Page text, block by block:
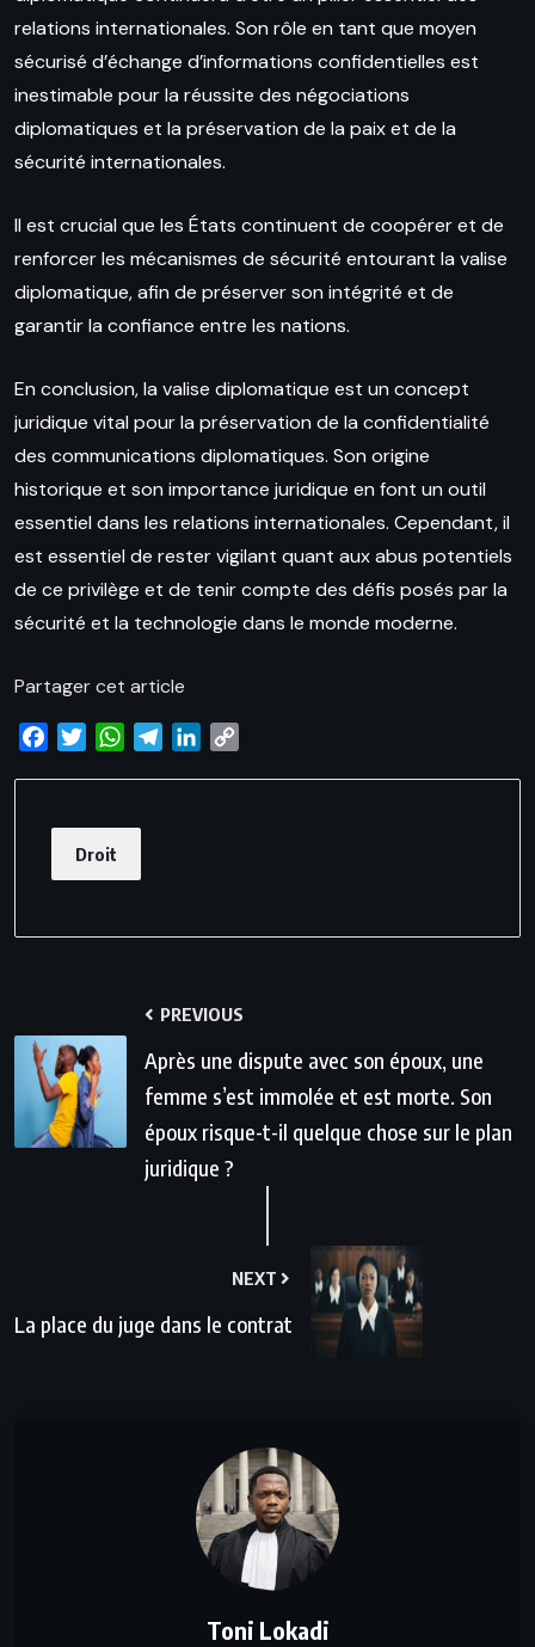
relations internationales. Son rôle en tant que moyen
sécurisé d’échange d’informations confidentielles est
inestimable pour la réussite des négociations
diplomatiques et la préservation de la paix et de la
sécurité internationales.
Il est crucial que les États continuent de coopérer et de
renforcer les mécanismes de sécurité entourant la valise
diplomatique, afin de préserver son intégrité et de
garantir la confiance entre les nations.
En conclusion, la valise diplomatique est un concept
juridique vital pour la préservation de la confidentialité
des communications diplomatiques. Son origine
historique et son importance juridique en font un outil
essentiel dans les relations internationales. Cependant, il
est essentiel de rester vigilant quant aux abus potentiels
de ce privilège et de tenir compte des défis posés par la
sécurité et la technologie dans le monde moderne.
Partager cet article
FacebookTwitterWhatsApp
TelegramLinkedIn
Droit
PREVIOUS
Après une dispute avec son époux, une
femme s’est immolée et est morte. Son
époux risque-t-il quelque chose sur le plan
juridique ?
NEXT
La place du juge dans le contrat
Toni Lokadi